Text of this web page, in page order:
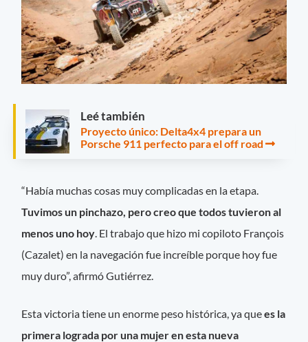
Leé también
Proyecto único: Delta4x4 prepara un
Porsche 911 perfecto para el off road
“Había muchas cosas muy complicadas en la etapa.
Tuvimos un pinchazo, pero creo que todos tuvieron al
menos uno hoy . El trabajo que hizo mi copiloto François
(Cazalet) en la navegación fue increíble porque hoy fue
muy duro”, afirmó Gutiérrez.
Esta victoria tiene un enorme peso histórica, ya quees la
primera lograda por una mujer en esta nueva